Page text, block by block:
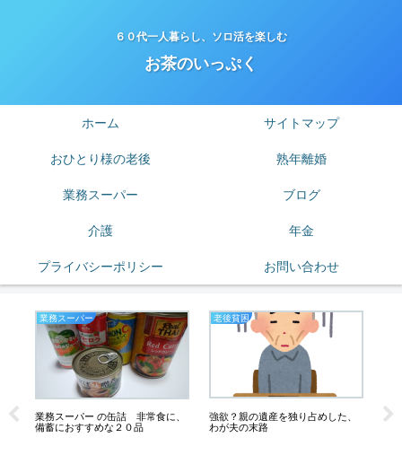
６０代一人暮らし、ソロ活を楽しむ
お茶のいっぷく
ホーム サイトマップ
おひとり様の老後 熟年離婚
業務スーパー ブログ
介護 年金
プライバシーポリシー お問い合わせ
業務スーパー
業務スーパー の缶詰 非常食に、
備蓄におすすめな２０品
老後貧困
強欲？親の遺産を独り占めした、
わが夫の末路